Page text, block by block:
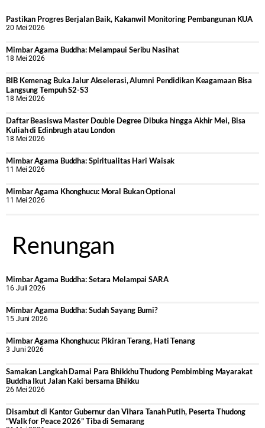
Pastikan Progres Berjalan Baik, Kakanwil Monitoring Pembangunan KUA
20 Mei 2026
Mimbar Agama Buddha: Melampaui Seribu Nasihat
18 Mei 2026
BIB Kemenag Buka Jalur Akselerasi, Alumni Pendidikan Keagamaan Bisa
Langsung Tempuh S2-S3
18 Mei 2026
Daftar Beasiswa Master Double Degree Dibuka hingga Akhir Mei, Bisa
Kuliah di Edinbrugh atau London
18 Mei 2026
Mimbar Agama Buddha: Spiritualitas Hari Waisak
11 Mei 2026
Mimbar Agama Khonghucu: Moral Bukan Optional
11 Mei 2026
Renungan
Mimbar Agama Buddha: Setara Melampai SARA
16 Juli 2026
Mimbar Agama Buddha: Sudah Sayang Bumi?
15 Juni 2026
Mimbar Agama Khonghucu: Pikiran Terang, Hati Tenang
3 Juni 2026
Samakan Langkah Damai Para Bhikkhu Thudong Pembimbing Mayarakat
Buddha Ikut Jalan Kaki bersama Bhikku
26 Mei 2026
Disambut di Kantor Gubernur dan Vihara Tanah Putih, Peserta Thudong
“Walk for Peace 2026” Tiba di Semarang